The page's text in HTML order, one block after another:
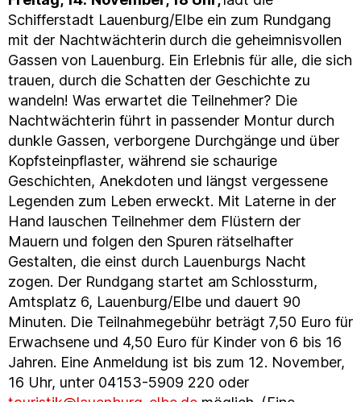
Schifferstadt Lauenburg/Elbe ein zum Rundgang
mit der Nachtwächterin durch die geheimnisvollen
Gassen von Lauenburg. Ein Erlebnis für alle, die sich
trauen, durch die Schatten der Geschichte zu
wandeln! Was erwartet die Teilnehmer? Die
Nachtwächterin führt in passender Montur durch
dunkle Gassen, verborgene Durchgänge und über
Kopfsteinpflaster, während sie schaurige
Geschichten, Anekdoten und längst vergessene
Legenden zum Leben erweckt. Mit Laterne in der
Hand lauschen Teilnehmer dem Flüstern der
Mauern und folgen den Spuren rätselhafter
Gestalten, die einst durch Lauenburgs Nacht
zogen. Der Rundgang startet am Schlossturm,
Amtsplatz 6, Lauenburg/Elbe und dauert 90
Minuten. Die Teilnahmegebühr beträgt 7,50 Euro für
Erwachsene und 4,50 Euro für Kinder von 6 bis 16
Jahren. Eine Anmeldung ist bis zum 12. November,
16 Uhr, unter 04153-5909 220 oder